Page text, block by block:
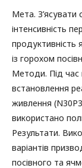
Мета. З’ясувати
інтенсивність
продуктивність
із горохом
Методи. Під час
встановлення
живлення
використано
Результати.
варіантів
посівного та